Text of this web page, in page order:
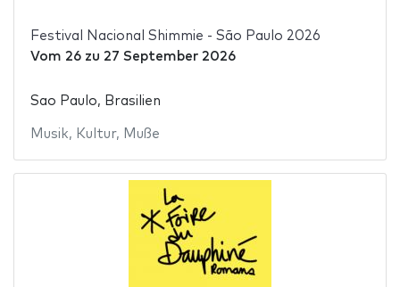
Festival Nacional Shimmie - São Paulo 2026
Vom 26zu 27 September 2026
Sao Paulo, Brasilien
Musik, Kultur, Muße